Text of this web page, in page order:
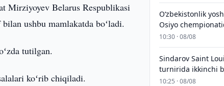
Mirziyoyev Belarus Respublikasi
ushbu mamlakatda boʻladi.
tutilgan.
koʻrib chiqiladi.
O‘zbekistonlik
Osiyo
10:30 · 08/08
Sindarov Saint
turnirida ikkinchi
10:25 · 08/08